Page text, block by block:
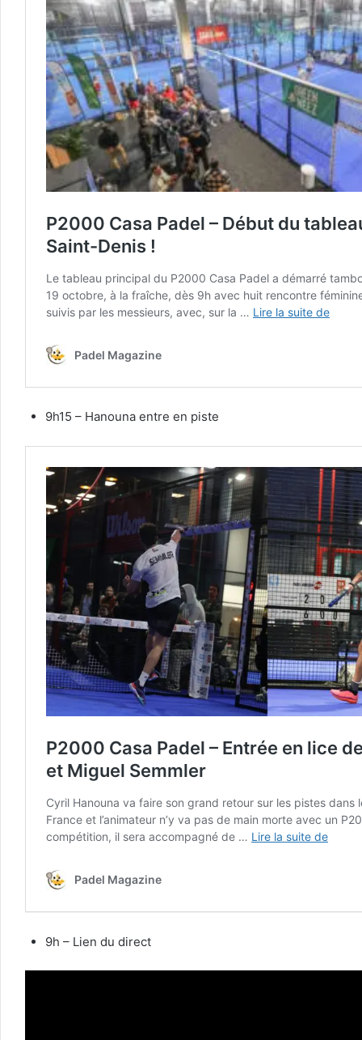
9h15 – Hanouna entre en piste
9h – Lien du direct